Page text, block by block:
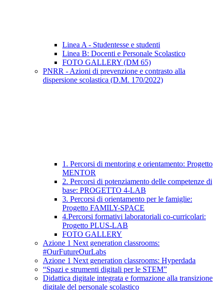
Linea A - Studentesse e studenti
Linea B: Docenti e Personale Scolastico
FOTO GALLERY (DM 65)
PNRR - Azioni di prevenzione e contrasto alla
dispersione scolastica (D.M. 170/2022)
1. Percorsi di mentoring e orientamento: Progetto
MENTOR
2. Percorsi di potenziamento delle competenze di
base: PROGETTO 4-LAB
3. Percorsi di orientamento per le famiglie:
Progetto FAMILY-SPACE
4.Percorsi formativi laboratoriali co-curricolari:
Progetto PLUS-LAB
FOTO GALLERY
Azione 1 Next generation classrooms:
#OurFutureOurLabs
Azione 1 Next generation classrooms: Hyperdada
“Spazi e strumenti digitali per le STEM”
Didattica digitale integrata e formazione alla transizione
digitale del personale scolastico